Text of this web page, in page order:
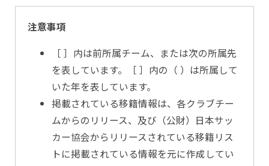
注意事項
［ ］内は前所属チーム、または次の所属先
を表しています。［ ］内の（ ）は所属して
いた年を表しています。
掲載されている移籍情報は、各クラブチー
ムからのリリース、及び（公財）日本サッ
カー協会からリリースされている移籍リス
トに掲載されている情報を元に作成してい